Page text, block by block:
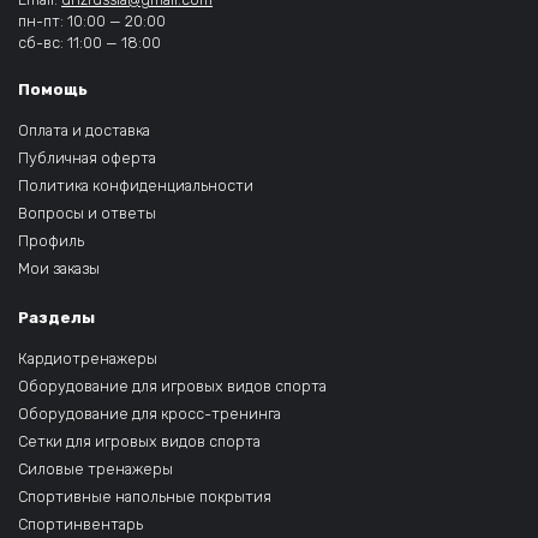
пн-пт: 10:00 — 20:00
сб-вс: 11:00 — 18:00
Помощь
Оплата и доставка
Публичная оферта
Политика конфиденциальности
Вопросы и ответы
Профиль
Мои заказы
Разделы
Кардиотренажеры
Оборудование для игровых видов спорта
Оборудование для кросс-тренинга
Сетки для игровых видов спорта
Силовые тренажеры
Спортивные напольные покрытия
Спортинвентарь